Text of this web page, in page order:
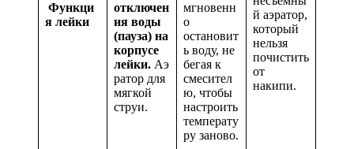
Функци
я лейки
отключен
ия воды
(пауза) на
корпусе
лейки. Аэ
ратор для
мягкой
струи.
мгновенн
о
остановит
ь воду, не
бегая к
смесител
ю, чтобы
настроить
температу
ру заново.
й аэратор,
который
нельзя
почистить
от
накипи.